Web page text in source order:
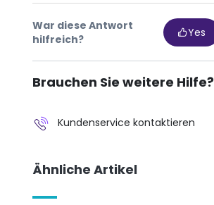
War diese Antwort
hilfreich?
Yes
Brauchen Sie weitere Hilfe?
Kundenservice kontaktieren
Ähnliche Artikel